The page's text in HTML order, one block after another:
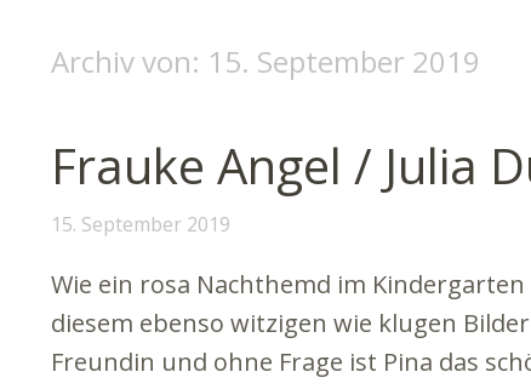
Archiv von: 15. September 2019
Frauke Angel / Julia
15. September 2019
Wie ein rosa Nachthemd im
diesem ebenso witzigen wie klugen
Freundin und ohne Frage ist Pina das